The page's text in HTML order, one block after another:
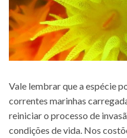
Vale lembrar que a espécie
correntes marinhas
reiniciar o processo de
condições de vida. Nos